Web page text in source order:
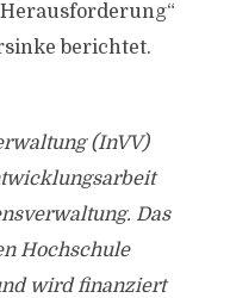
berichtet.
(InVV)
Das
Hochschule
wird finanziert